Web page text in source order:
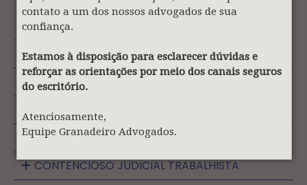
contato a um dos nossos advogados de sua
confiança.
Estamos à disposição para esclarecer dúvidas e
reforçar as orientações por meio dos canais seguros
do escritório.
Atenciosamente,
Equipe Granadeiro Advogados.
CONSULTORIA JURÍDICA TRABALHISTA
RELAÇÕES TRABALHISTAS E SINDICAIS
COMPLIANCE TRABALHISTA
CONTENCIOSO ADMINISTRATIVO TRABALHISTA
CONTENCIOSO JUDICIAL TRABALHISTA